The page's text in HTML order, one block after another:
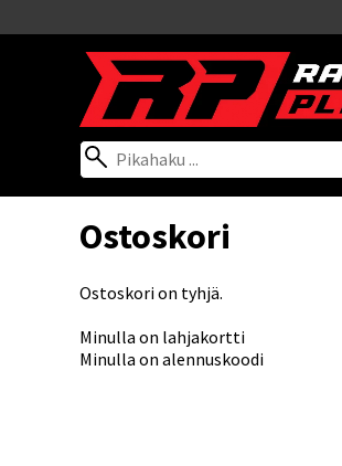
Ostoskori
Ostoskori on tyhjä.
Minulla on lahjakortti
Minulla on alennuskoodi